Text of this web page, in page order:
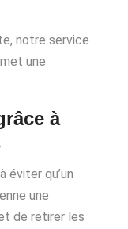
notre service
une
à
éviter qu’un
une
de retirer les